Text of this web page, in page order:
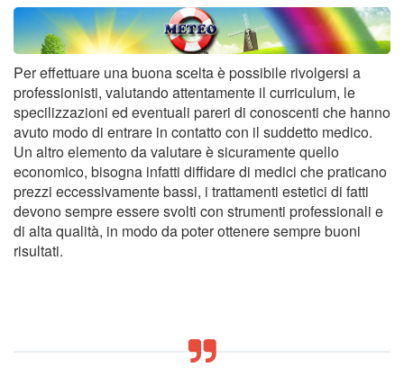
Per effettuare una buona scelta è possibile rivolgersi a
professionisti, valutando attentamente il curriculum, le
specilizzazioni ed eventuali pareri di conoscenti che hanno
avuto modo di entrare in contatto con il suddetto medico.
Un altro elemento da valutare è sicuramente quello
economico, bisogna infatti diffidare di medici che praticano
prezzi eccessivamente bassi, i trattamenti estetici di fatti
devono sempre essere svolti con strumenti professionali e
di alta qualità, in modo da poter ottenere sempre buoni
risultati.